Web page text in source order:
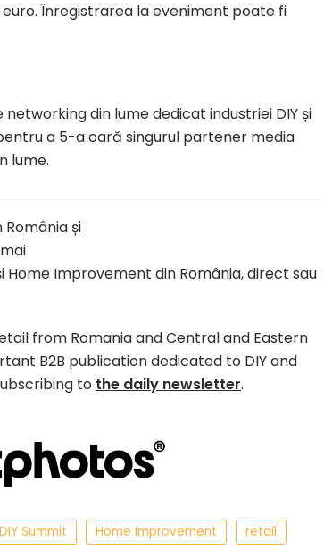
Înregistrarea la eveniment poate fi
din lume dedicat industriei DIY și
a 5-a oară singurul partener media
lume.
și
Improvement din România, direct sau
from Romania and Central and Eastern
B2B publication dedicated to DIY and
to the daily newsletter.
Summit Home Improvement retail